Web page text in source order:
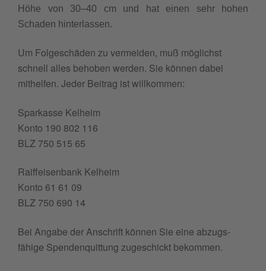
Höhe von 30–40 cm und hat einen sehr hohen
Schaden hinterlassen.
Um Folgeschä­den zu ver­mei­den, muß möglichst
schnell alles behoben wer­den. Sie kön­nen dabei
mithelfen. Jed­er Beitrag ist willkommen:
Sparkasse Kel­heim
Kon­to 190 802 116
BLZ 750 515 65
Raif­feisen­bank Kelheim
Kon­to 61 61 09
BLZ 750 690 14
Bei Angabe der Anschrift kön­nen Sie eine abzugs­
fähige Spenden­quit­tung zugeschickt bekommen.